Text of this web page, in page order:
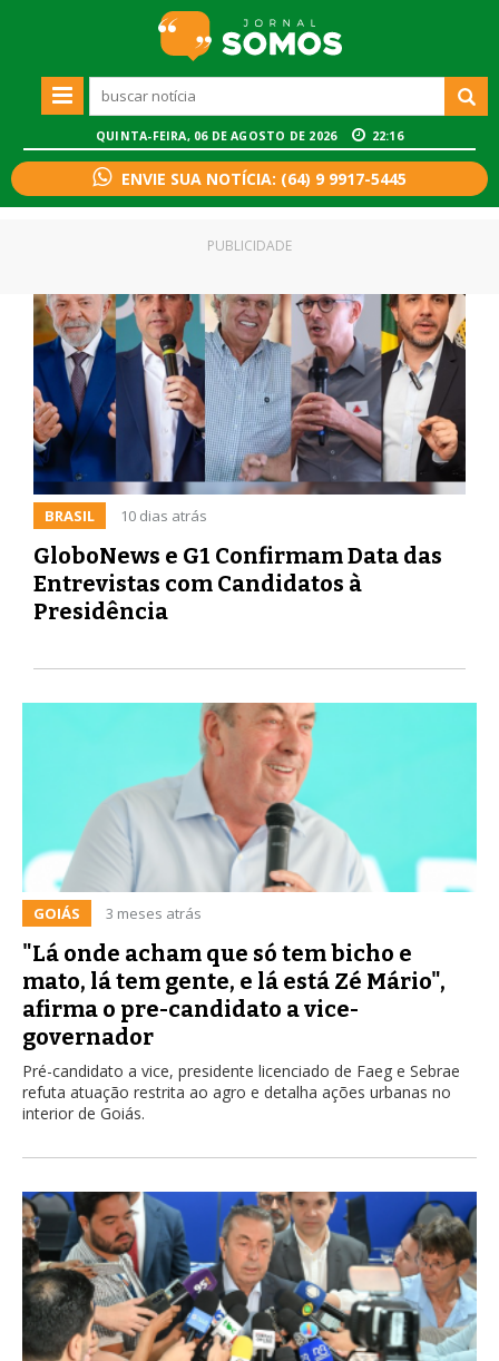
QUINTA-FEIRA, 06 DE AGOSTO DE 2026 22:16
ENVIE SUA NOTÍCIA: (64) 9 9917-5445
BRASIL 10 dias atrás
GloboNews e G1 Confirmam Data das
Entrevistas com Candidatos à
Presidência
PUBLICIDADE
GOIÁS 3 meses atrás
"Lá onde acham que só tem bicho e
mato, lá tem gente, e lá está Zé Mário",
afirma o pre-candidato a vice-
governador
Pré-candidato a vice, presidente licenciado de Faeg e Sebrae
refuta atuação restrita ao agro e detalha ações urbanas no
interior de Goiás.